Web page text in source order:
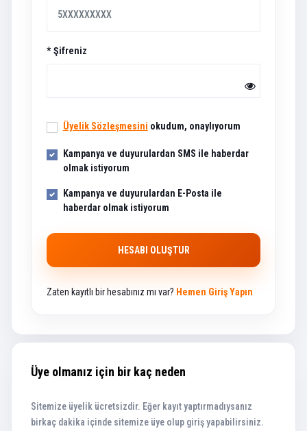
* Şifreniz
Üyelik Sözleşmesini okudum, onaylıyorum
Kampanya ve duyurulardan SMS ile haberdar
olmak istiyorum
Kampanya ve duyurulardan E-Posta ile
haberdar olmak istiyorum
HESABI OLUŞTUR
Zaten kayıtlı bir hesabınız mı var? Hemen Giriş Yapın
Üye olmanız için bir kaç neden
Sitemize üyelik ücretsizdir. Eğer kayıt yaptırmadıysanız
birkaç dakika içinde sitemize üye olup giriş yapabilirsiniz.